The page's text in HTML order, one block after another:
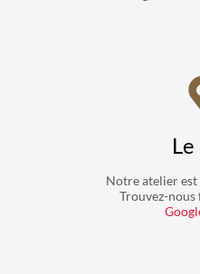
Notre atelier est
Trouvez-nous